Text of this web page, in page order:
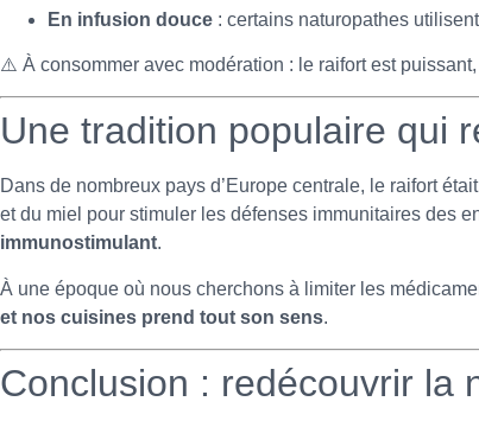
En infusion douce : certains naturopathes
⚠️ À consommer avec modération : le raifort est
Une tradition populaire qui
Dans de nombreux pays d’Europe centrale, le raifort
et du miel pour stimuler les défenses immunitaires des
immunostimulant.
À une époque où nous cherchons à limiter les
et nos cuisines prend tout son sens.
Conclusion : redécouvrir la